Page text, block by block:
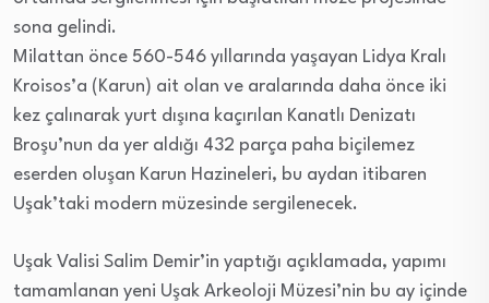
sona gelindi.
Milattan önce 560-546 yıllarında yaşayan Lidya Kralı
Kroisos’a (Karun) ait olan ve aralarında daha önce iki
kez çalınarak yurt dışına kaçırılan Kanatlı Denizatı
Broşu’nun da yer aldığı 432 parça paha biçilemez
eserden oluşan Karun Hazineleri, bu aydan itibaren
Uşak’taki modern müzesinde sergilenecek.
Uşak Valisi Salim Demir’in yaptığı açıklamada, yapımı
tamamlanan yeni Uşak Arkeoloji Müzesi’nin bu ay içinde